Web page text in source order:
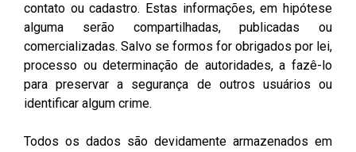
contato ou cadastro. Estas informações, em hipótese
alguma serão compartilhadas, publicadas ou
comercializadas. Salvo se formos for obrigados por lei,
processo ou determinação de autoridades, a fazê-lo
para preservar a segurança de outros usuários ou
identificar algum crime.
Todos os dados são devidamente armazenados em